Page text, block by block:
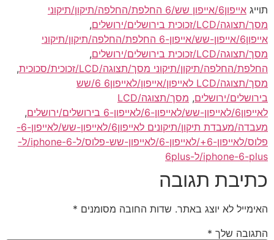
תוייג
אייפון6/אייפון שש/6 החלפת/החלפה/תיקון/תיקוני
מסך/תצוגה/LCD/זכוכית בירושלים/ירושלים
,
אייפון6/אייפון-שש/אייפון-6 החלפת/החלפה/תיקון/תיקוני
מסך/תצוגה/LCD/זכוכית בירושלים/ירושלים
,
החלפת/החלפה/תיקון/תיקוני מסך/תצוגה/LCD/זכוכית/סכוכית
,
מסך/תצוגה/LCD לאייפון/אייפון/לאייפון6 6/שש
בירושלים/ירושלים,
מסך/תצוגה/LCD
לאייפון6/לאייפון-שש/לאייפון-6/לאייפון-6 בירושלים/ירושלים
,
מעבדה/מעבדת תיקון/תיקונים לאייפון6/לאייפון-שש/לאייפון-6-
פלוס/לאייפון-6+/לאייפון-6/לאייפון-שש-פלוס/ל-iphone-6/ל-
iphone-6-plus/ל-6plus
כתיבת תגובה
האימייל לא יוצג באתר. שדות החובה מסומנים *
התגובה שלך *